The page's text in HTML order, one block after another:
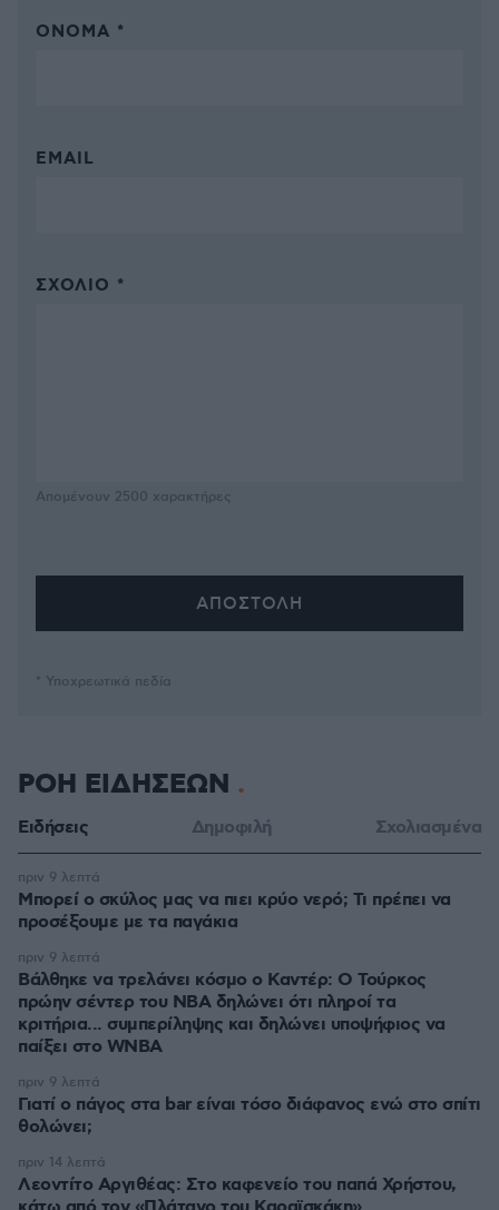
ΌΝΟΜΑ *
EMAIL
ΣΧΌΛΙΟ *
Απομένουν 2500 χαρακτήρες
* Υποχρεωτικά πεδία
ΡΟΗ ΕΙΔΗΣΕΩΝ
Ειδήσεις Δημοφιλή Σχολιασμένα
Μπορεί ο σκύλος μας να πιει κρύο νερό; Τι πρέπει να
προσέξουμε με τα παγάκια
πριν 9 λεπτά
Βάλθηκε να τρελάνει κόσμο ο Καντέρ: Ο Τούρκος
πρώην σέντερ του NBA δηλώνει ότι πληροί τα
κριτήρια... συμπερίληψης και δηλώνει υποψήφιος να
παίξει στο WNBA
πριν 9 λεπτά
Γιατί ο πάγος στα bar είναι τόσο διάφανος ενώ στο σπίτι
θολώνει;
πριν 9 λεπτά
Λεοντίτο Αργιθέας: Στο καφενείο του παπά Χρήστου,
πριν 14 λεπτά